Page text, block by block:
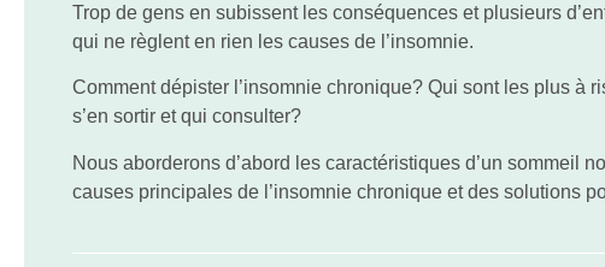
Trop de gens en subissent les conséquences et plusieurs
qui ne règlent en rien les causes de l’insomnie.
Comment dépister l’insomnie chronique? Qui sont les plus à
s’en sortir et qui consulter?
Nous aborderons d’abord les caractéristiques d’un sommeil
causes principales de l’insomnie chronique et des solutions